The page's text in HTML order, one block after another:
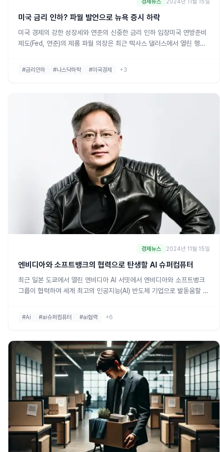
경제뉴스 2024년 11월 15일
미국 금리 인하? 파월 발언으로 뉴욕 증시 하락
미국 경제의 강한 성장세와 연준의 신중한 금리 인하 입장미국 연방준비
제도(Fed, 연준)의 제롬 파월 의장은 최근 텍사스 댈러스에서 열린 행사
그는 미국 경제의 강한 성과가 연준으로 하여금 통화정책 결정을 신중히
#금리인하 #나스닥하락 #미국경제 +3
경제뉴스 2024년 11월 15일
엔비디아와 소프트뱅크의 협력으로 탄생할 AI 슈퍼컴퓨터
최근 일본 도쿄에서 열린 엔비디아 AI 서밋에서 엔비디아와 소프트뱅크
그룹이 협력하여 세계 최고의 인공지능(AI) 반도체 기업으로 발돋움할 수
회장 손정의가 함께 무대에 올라 발표한 이 계획은 일본에서 가장 강력한
#Ai #ai슈퍼컴퓨터 #ai협력 +6